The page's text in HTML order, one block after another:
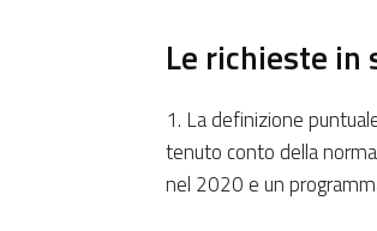
Le richieste in
1. La definizione
tenuto conto della
nel 2020 e un